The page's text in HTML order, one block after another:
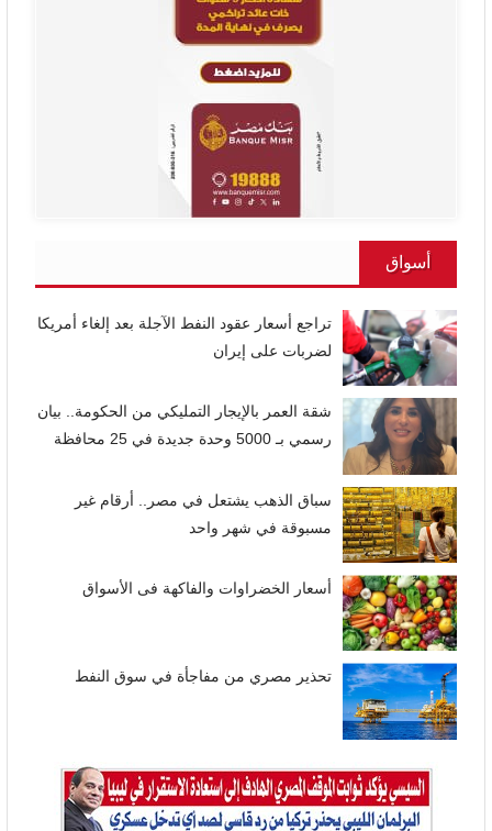
أسواق
تراجع أسعار عقود النفط الآجلة بعد إلغاء أمريكا
لضربات على إيران
شقة العمر بالإيجار التمليكي من الحكومة.. بيان
رسمي بـ 5000 وحدة جديدة في 25 محافظة
سباق الذهب يشتعل في مصر.. أرقام غير
مسبوقة في شهر واحد
أسعار الخضراوات والفاكهة فى الأسواق
تحذير مصري من مفاجأة في سوق النفط